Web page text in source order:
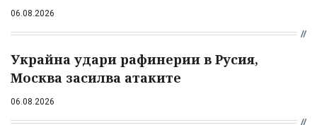
06.08.2026
Украйна удари рафинерии в Русия,
Москва засилва атаките
06.08.2026